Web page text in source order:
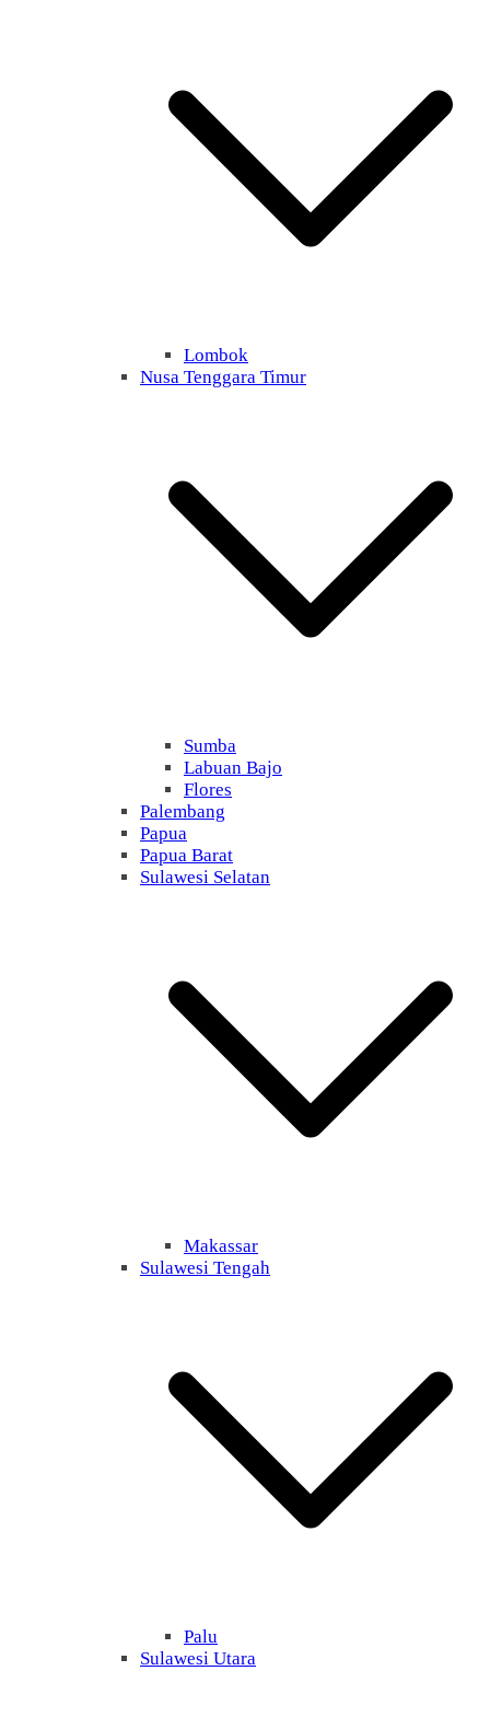
Lombok
Nusa Tenggara Timur
Sumba
Labuan Bajo
Flores
Palembang
Papua
Papua Barat
Sulawesi Selatan
Makassar
Sulawesi Tengah
Palu
Sulawesi Utara